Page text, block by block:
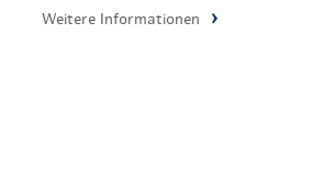
Gruppenreisen
Weitere Informationen